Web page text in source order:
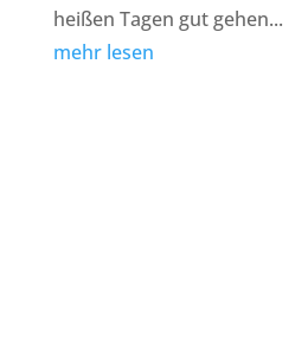
heißen Tagen gut gehen...
mehr lesen